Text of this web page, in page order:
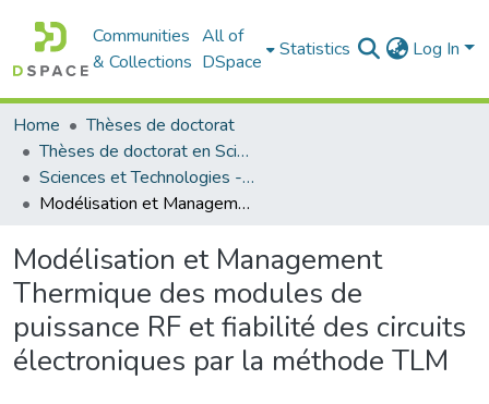
Communities
& Collections
All of
DSpace
Statistics Log In
Home
Thèses de doctorat
Thèses de doctorat en Sciences
Sciences et Technologies - العلوم و التكنولوجيا
Modélisation et Management Thermique des modules de puissance RF et fiabilité des circuits électroniques par la méthode TLM
Modélisation et Management
Thermique des modules de
puissance RF et fiabilité des circuits
électroniques par la méthode TLM